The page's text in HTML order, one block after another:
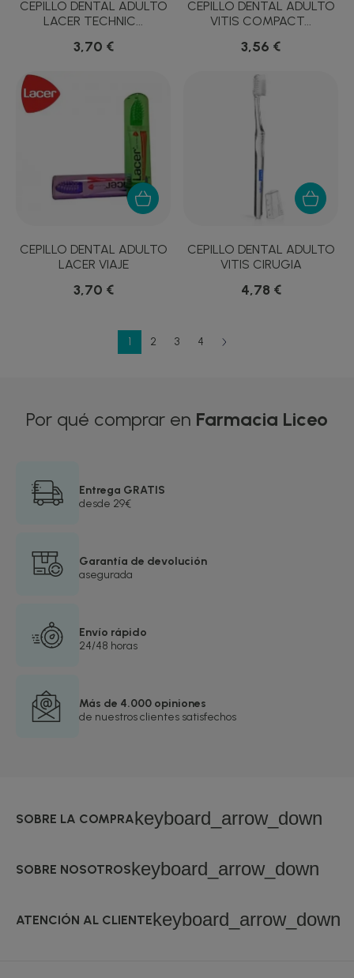
CEPILLO DENTAL ADULTO
LACER TECHNIC...
3,70 €
CEPILLO DENTAL ADULTO
VITIS COMPACT...
3,56 €
CEPILLO DENTAL ADULTO
LACER VIAJE
3,70 €
CEPILLO DENTAL ADULTO
VITIS CIRUGIA
4,78 €
1 2 3 4
Por qué comprar en Farmacia Liceo
Entrega GRATIS
desde 29€
Garantía de devolución
asegurada
Envío rápido
24/48 horas
Más de 4.000 opiniones
de nuestros clientes satisfechos
SOBRE LA COMPRAkeyboard_arrow_down
SOBRE NOSOTROSkeyboard_arrow_down
ATENCIÓN AL CLIENTEkeyboard_arrow_down